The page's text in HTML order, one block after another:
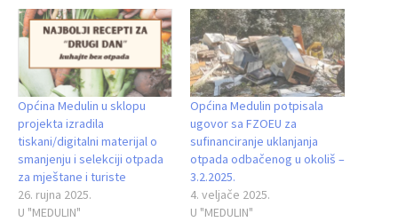
Općina Medulin u sklopu
projekta izradila
tiskani/digitalni materijal o
smanjenju i selekciji otpada
za mještane i turiste
26. rujna 2025.
U "MEDULIN"
Općina Medulin potpisala
ugovor sa FZOEU za
sufinanciranje uklanjanja
otpada odbačenog u okoliš –
3.2.2025.
4. veljače 2025.
U "MEDULIN"